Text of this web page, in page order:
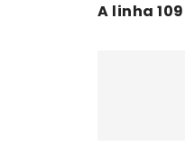
A linha